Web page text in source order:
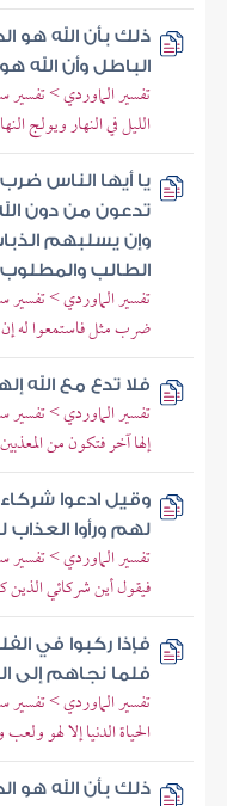
ذلك بأن الله هو
الباطل وأن الله
تفسير الماوردي > تفسير
الليل في النهار ويولج
يا أيها الناس
تدعون من دون
وإن يسلبهم
الطالب والمطلوب
تفسير الماوردي > تفسير
ضرب مثل فاستمعوا له إن
فلا تدع مع الله
تفسير الماوردي > تفسير
إلها آخر فتكون من
وقيل ادعوا
لهم ورأوا
تفسير الماوردي >
فيقول أين شركائي
فإذا ركبوا في
فلما نجاهم إلى
تفسير الماوردي >
الحياة الدنيا إلا لهو
ذلك بأن الله هو